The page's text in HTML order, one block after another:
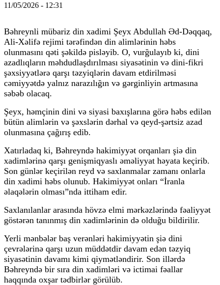
11/05/2026 - 12:31
Bəhreynli mübariz din xadimi Şeyx Abdullah Əd-Dəqqaq,
Ali-Xəlifə rejimi tərəfindən din alimlərinin həbs
olunmasını qəti şəkildə pisləyib. O, vurğulayıb ki, dini
azadlıqların məhdudlaşdırılması siyasətinin və dini-fikri
şəxsiyyətlərə qarşı təzyiqlərin davam etdirilməsi
cəmiyyətdə yalnız narazılığın və gərginliyin artmasına
səbəb olacaq.
Şeyx, həmçinin dini və siyasi baxışlarına görə həbs edilən
bütün alimlərin və şəxslərin dərhal və qeyd-şərtsiz azad
olunmasına çağırış edib.
Xatırladaq ki, Bəhreyndə hakimiyyət orqanları şiə din
xadimlərinə qarşı genişmiqyaslı əməliyyat həyata keçirib.
Son günlər keçirilən reyd və saxlanmalar zamanı onlarla
din xadimi həbs olunub. Hakimiyyət onları “İranla
əlaqələrin olması”nda ittiham edir.
Saxlanılanlar arasında hövzə elmi mərkəzlərində fəaliyyət
göstərən tanınmış din xadimlərinin də olduğu bildirilir.
Yerli mənbələr baş verənləri hakimiyyətin şiə dini
çevrələrinə qarşı uzun müddətdir davam edən təzyiq
siyasətinin davamı kimi qiymətləndirir. Son illərdə
Bəhreyndə bir sıra din xadimləri və ictimai fəallar
haqqında oxşar tədbirlər görülüb.